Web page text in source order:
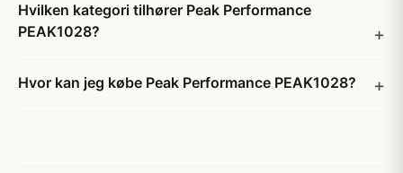
Hvilken kategori tilhører Peak Performance
PEAK1028?
Hvor kan jeg købe Peak Performance PEAK1028?